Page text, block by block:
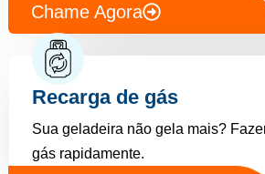
Chame Agora
Recarga de gás
Sua geladeira não gela mais?
gás rapidamente.